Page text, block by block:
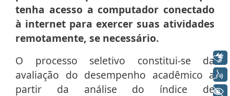
tenha acesso a computador conectado
à internet para exercer suas atividades
remotamente, se necessário.
O processo seletivo constitui-se da
avaliação do desempenho acadêmico a
partir da análise do índice de
Libras
Voz
+ Acessibilidade